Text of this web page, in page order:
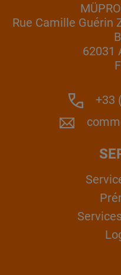
Rue Camille Guérin
62031
+33